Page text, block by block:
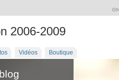
2006-2009
Vidéos Boutique